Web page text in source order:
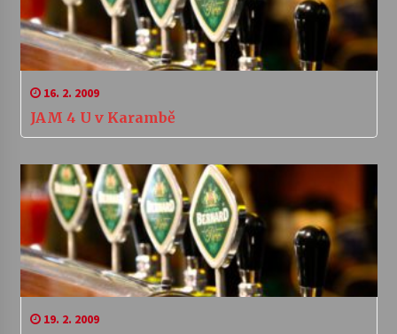
16. 2. 2009
JAM 4 U v Karambě
19. 2. 2009